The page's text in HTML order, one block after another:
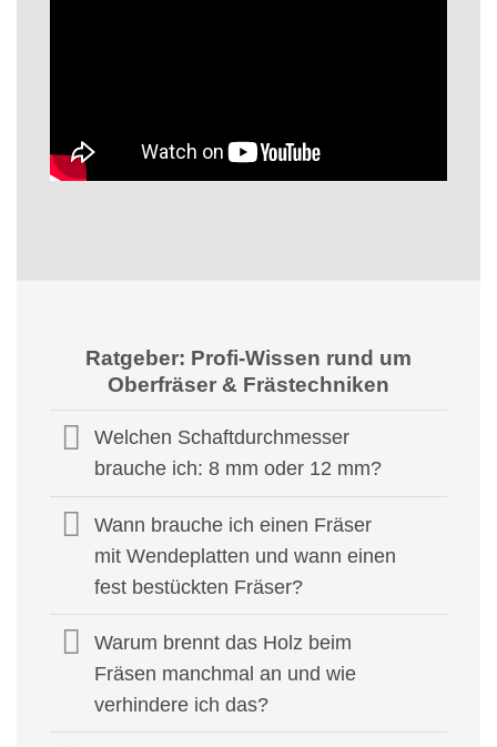
Ratgeber: Profi-Wissen rund um
Oberfräser & Frästechniken
Welchen Schaftdurchmesser
brauche ich: 8 mm oder 12 mm?
Wann brauche ich einen Fräser
mit Wendeplatten und wann einen
fest bestückten Fräser?
Warum brennt das Holz beim
Fräsen manchmal an und wie
verhindere ich das?